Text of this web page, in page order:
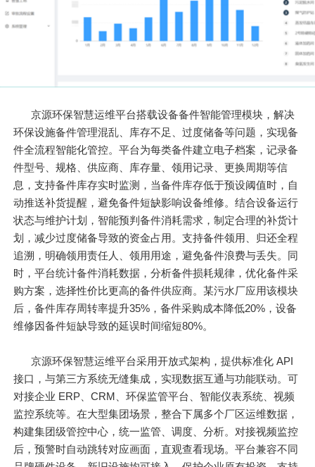
京源环保智慧运维平台搭载设备备件智能管理模块，解决
环保设施备件管理混乱、库存不足、过度储备等问题，实现备
件全流程智能化管控。平台为每类备件建立电子档案，记录备
件型号、规格、供应商、库存量、领用记录、更换周期等信
息，支持备件库存实时监测，当备件库存低于预设阈值时，自
动推送补货提醒，避免备件短缺影响设备维修。结合设备运行
状态与维护计划，智能预判备件消耗需求，制定合理的补货计
划，减少过度储备导致的资金占用。支持备件领用、归还全程
追溯，明确领用责任人、领用用途，避免备件浪费与丢失。同
时，平台统计备件消耗数据，分析备件损耗规律，优化备件采
购方案，选择性价比更高的备件供应商。某污水厂应用该模块
后，备件库存周转率提升35%，备件采购成本降低20%，设备
维修因备件短缺导致的延误时间缩短80%。
京源环保智慧运维平台采用开放式架构，提供标准化 API
接口，与第三方系统无缝集成，实现数据互通与功能联动。可
对接企业 ERP、CRM、环保监管平台、智能仪表系统、视频
监控系统等。在大型集团场景，整合下属多个厂区运维数据，
构建集团级管控中心，统一监管、调度、分析。对接视频监控
后，预警时自动跳转对应画面，直观查看现场。平台兼容不同